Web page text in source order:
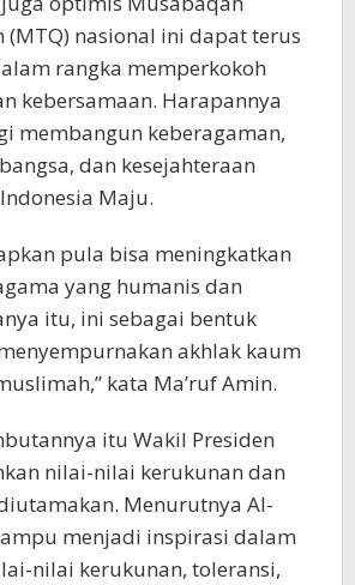
nasional ini dapat terus
rangka memperkokoh
kebersamaan. Harapannya
membangun keberagaman,
dan kesejahteraan
Maju.
pula bisa meningkatkan
yang humanis dan
itu, ini sebagai bentuk
akhlak kaum
kata Ma’ruf Amin.
itu Wakil Presiden
nilai-nilai kerukunan dan
Menurutnya Al-
menjadi inspirasi dalam
nilai kerukunan, toleransi,